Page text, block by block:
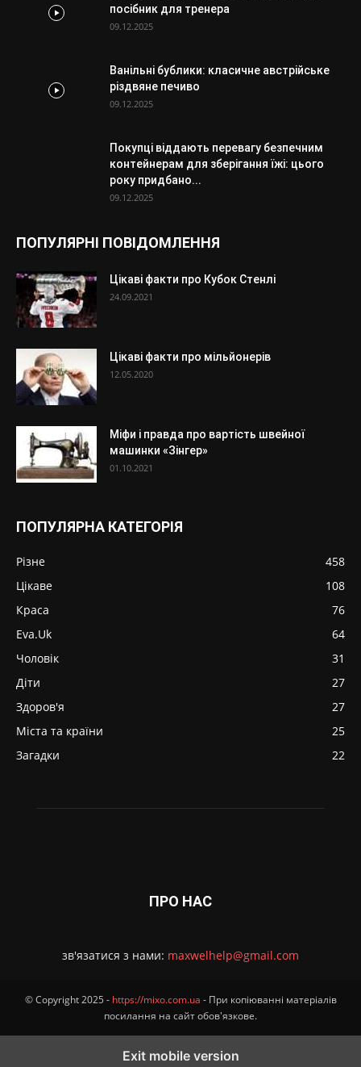
посібник для тренера
09.12.2025
Ванільні бублики: класичне австрійське
різдвяне печиво
09.12.2025
Покупці віддають перевагу безпечним
контейнерам для зберігання їжі: цього
року придбано...
09.12.2025
ПОПУЛЯРНІ ПОВІДОМЛЕННЯ
Цікаві факти про Кубок Стенлі
24.09.2021
Цікаві факти про мільйонерів
12.05.2020
Міфи і правда про вартість швейної
машинки «Зінгер»
01.10.2021
ПОПУЛЯРНА КАТЕГОРІЯ
Різне
458
Цікаве
108
Краса
76
Eva.Uk
64
Чоловік
31
Діти
27
Здоров'я
27
Міста та країни
25
Загадки
22
ПРО НАС
зв'язатися з нами: maxwelhelp@gmail.com
© Copyright 2025 - https://mixo.com.ua - При копіюванні матеріалів
посилання на сайт обов'язкове.
Exit mobile version